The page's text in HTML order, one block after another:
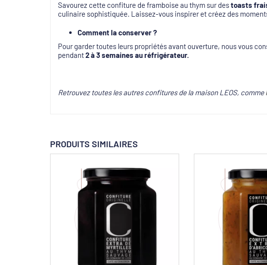
Savourez cette confiture de framboise au thym sur destoasts
culinaire sophistiquée. Laissez-vous inspirer et créez des
Comment la conserver ?
Pour garder toutes leurs propriétés avant ouverture, nous vous
pendant2 à 3 semaines au réfrigérateur.
Retrouvez toutes les autres confitures de la maison LEOS, comme
PRODUITS SIMILAIRES